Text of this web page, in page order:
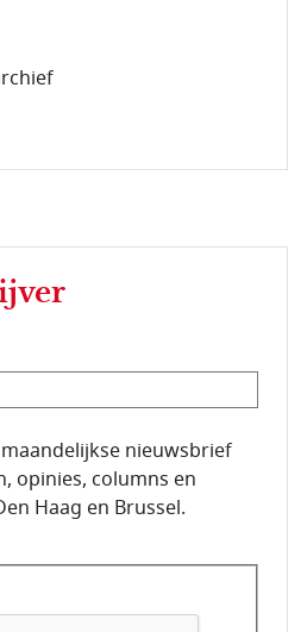
nieuwsbrief
opinies, columns en
Haag en Brussel.